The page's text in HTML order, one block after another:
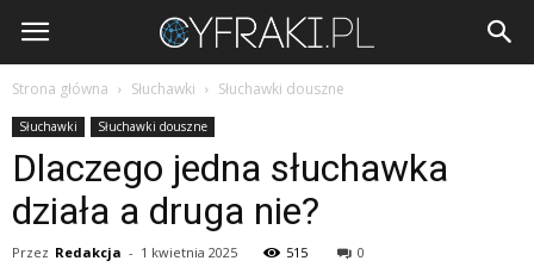
Cyfraki.pl
Strona główna Słuchawki Słuchawki douszne
Słuchawki Słuchawki douszne
Dlaczego jedna słuchawka
działa a druga nie?
Przez Redakcja - 1 kwietnia 2025 515 0